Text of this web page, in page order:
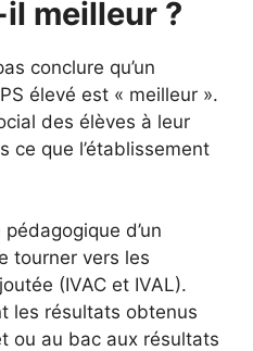
meilleur ?
conclure qu’un
élevé est « meilleur ».
des élèves à leur
ce que l’établissement
d’un
tourner vers les
(IVAC et IVAL).
les résultats obtenus
ou au bac aux résultats